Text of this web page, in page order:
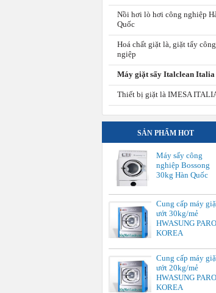
Nồi hơi lò hơi công nghiệp
Quốc
Hoá chất giặt là, giặt tẩy công
ngiệp
Máy giặt sấy Italclean Italia
Thiết bị giặt là IMESA
SẢN PHẨM HOT
Máy sấy công
nghiệp Bossong
30kg Hàn Quốc
Cung cấp máy
ướt 30kg/mẻ
HWASUNG
KOREA
Cung cấp máy
ướt 20kg/mẻ
HWASUNG
KOREA